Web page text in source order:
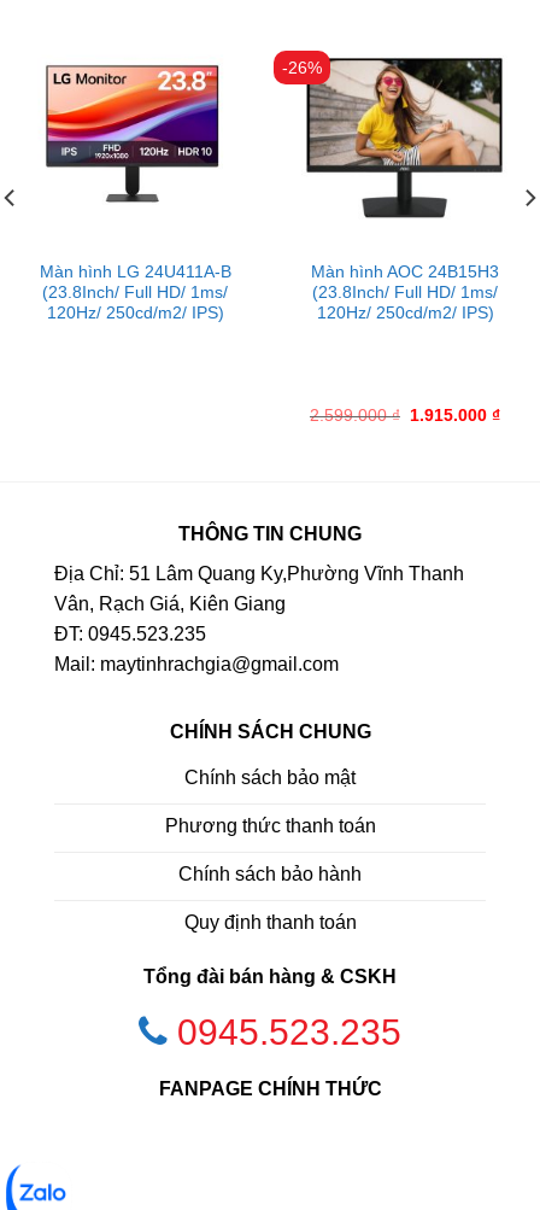
Màn hình LG 24U411A-B
(23.8Inch/ Full HD/ 1ms/
120Hz/ 250cd/m2/ IPS)
-26%
Màn hình AOC 24B15H3
(23.8Inch/ Full HD/ 1ms/
120Hz/ 250cd/m2/ IPS)
2.599.000₫ 1.915.000₫
THÔNG TIN CHUNG
Địa Chỉ: 51 Lâm Quang Ky,Phường Vĩnh Thanh
Vân, Rạch Giá, Kiên Giang
ĐT: 0945.523.235
Mail: maytinhrachgia@gmail.com
CHÍNH SÁCH CHUNG
Chính sách bảo mật
Phương thức thanh toán
Chính sách bảo hành
Quy định thanh toán
Tổng đài bán hàng & CSKH
0945.523.235
FANPAGE CHÍNH THỨC